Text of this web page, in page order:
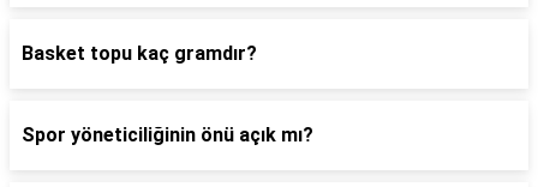
Basket topu kaç gramdır?
Spor yöneticiliğinin önü açık mı?